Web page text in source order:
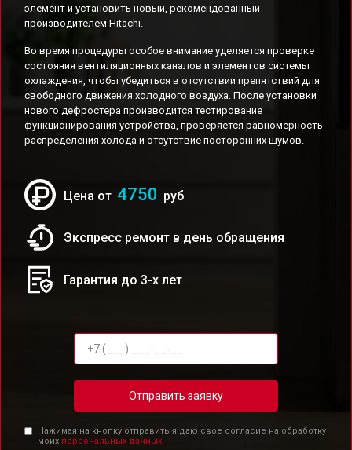
элемент и установить новый, рекомендованный
производителем Hitachi.
Во время процедуры особое внимание уделяется проверке
состояния вентиляционных каналов и элементов системы
охлаждения, чтобы убедиться в отсутствии препятствий для
свободного движения холодного воздуха. После установки
нового дефростера производится тестирование
функционирования устройства, проверяется равномерность
распределения холода и отсутствие посторонних шумов.
Цена от 4750 руб
Экспресс ремонт в день обращения
Гарантия до 3-х лет
Отправить заявку
Нажимая на кнопку отправить я даю свое согласие на обработку
моих персональных данных.